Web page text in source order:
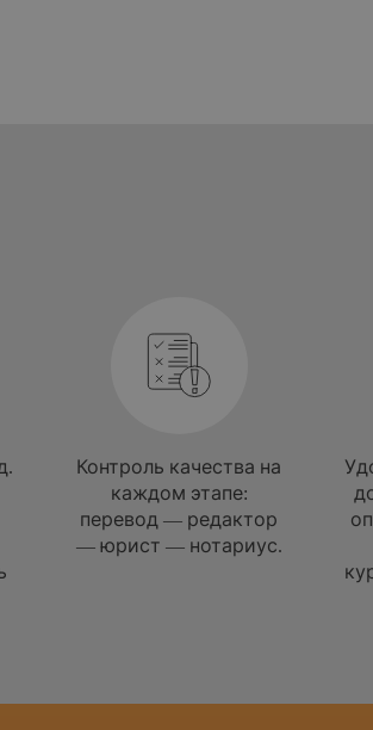
Контроль качества на
каждом этапе:
перевод — редактор
— юрист — нотариус.